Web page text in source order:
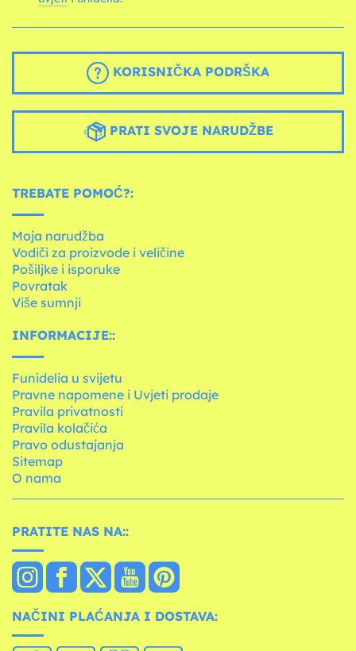
KORISNIČKA PODRŠKA
PRATI SVOJE NARUDŽBE
TREBATE POMOĆ?:
Moja narudžba
Vodiči za proizvode i veličine
Pošiljke i isporuke
Povratak
Više sumnji
INFORMACIJE::
Funidelia u svijetu
Pravne napomene i Uvjeti prodaje
Pravila privatnosti
Pravila kolačića
Pravo odustajanja
Sitemap
O nama
PRATITE NAS NA::
NAČINI PLAĆANJA I DOSTAVA: